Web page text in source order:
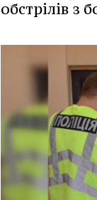
обстрілів з